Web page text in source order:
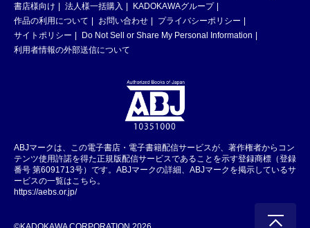
書店様向け
法人様一括購入
KADOKAWAグループ
作品の利用について
お問い合わせ
プライバシーポリシー
サイトポリシー
Do Not Sell or Share My Personal Information
利用者情報の外部送信について
ABJマークは、この電子書店・電子書籍配信サービスが、著作権者からコン
テンツ使用許諾を得た正規版配信サービスであることを示す登録商標（登録
番号 第6091713号）です。ABJマークの詳細、ABJマークを掲示しているサ
ービスの一覧はこちら。
https://aebs.or.jp/